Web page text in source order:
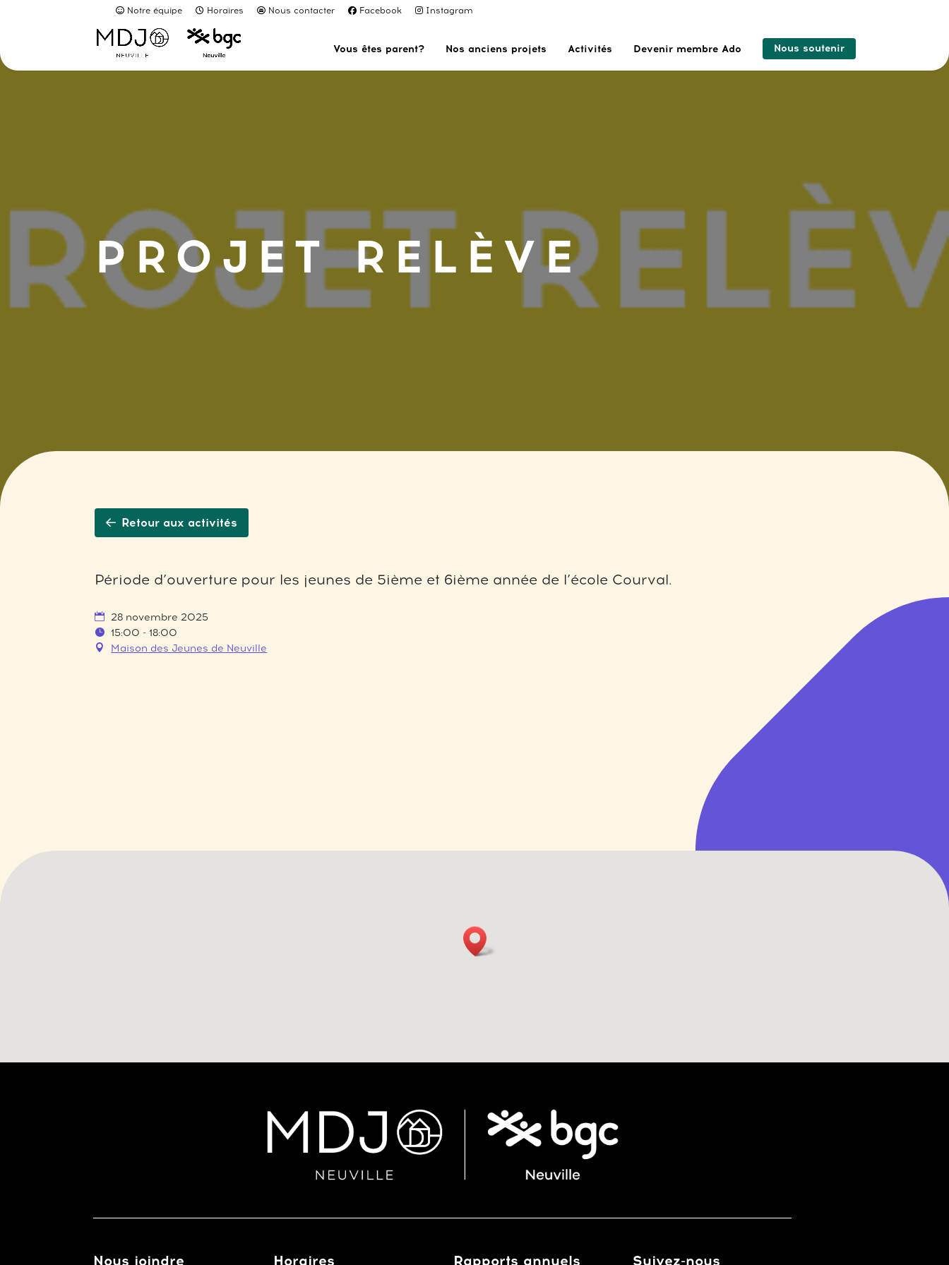
Notre équipe Horaires Nous contacter Facebook Instagram
Vous êtes parent? Nos anciens projets Activités Devenir membre Ado Nous soutenir
PROJET RELÈVE
Retour aux activités
Période d’ouverture pour les jeunes de 5ième et 6ième année de l’école Courval.
28 novembre 2025
15:00 - 18:00
Maison des Jeunes de Neuville
Nous joindre Horaires Rapports annuels Suivez-nous